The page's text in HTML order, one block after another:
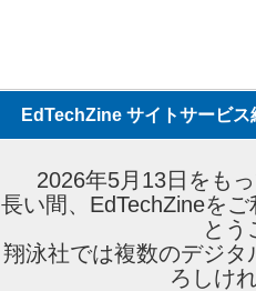
EdTechZine サイトサービス
2026年5月13日をも
長い間、EdTechZineを
とう
翔泳社では複数のデジ
ろしけ